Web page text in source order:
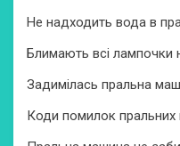
Не надходить вода в
Блимають всі лампочки
Задимілась пральна
Коди помилок